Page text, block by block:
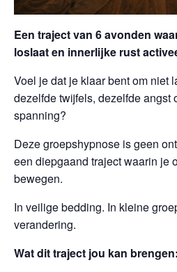
Een traject van 6 avonden
loslaat en innerlijke rust
Voel je dat je klaar bent om niet
dezelfde twijfels, dezelfde angst
spanning?
Deze groepshypnose is geen
een diepgaand traject waarin je
bewegen.
In veilige bedding. In kleine
verandering.
Wat dit traject jou kan brengen: